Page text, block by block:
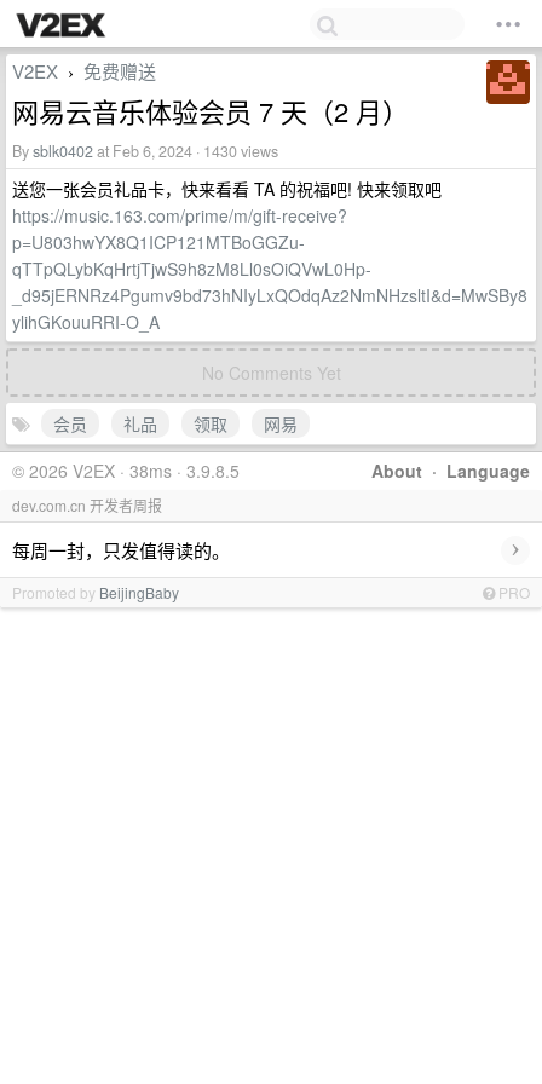
V2EX › 免费赠送
网易云音乐体验会员 7 天（2 月）
Bysblk0402at Feb 6, 2024 · 1430 views
送您一张会员礼品卡，快来看看 TA 的祝福吧! 快来领取吧
https://music.163.com/prime/m/gift-receive?
p=U803hwYX8Q1ICP121MTBoGGZu-
qTTpQLybKqHrtjTjwS9h8zM8Ll0sOiQVwL0Hp-
_d95jERNRz4Pgumv9bd73hNIyLxQOdqAz2NmNHzsltI&d=MwSBy8
ylihGKouuRRI-O_A
No Comments Yet
会员 礼品 领取
网易
About · Language
© 2026 V2EX · 38ms · 3.9.8.5
dev.com.cn 开发者周报
每周一封，只发值得读的。 ›
Promoted by BeijingBaby PRO